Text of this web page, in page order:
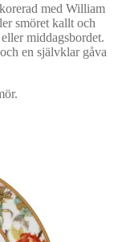
med William
smöret kallt och
middagsbordet.
en självklar gåva